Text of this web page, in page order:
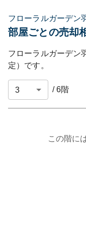
フローラルガーデン
部屋ごとの売却
フローラルガーデン
定）です。
/6階
この階に